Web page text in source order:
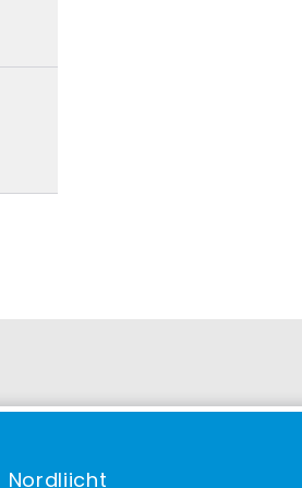
Nordliicht